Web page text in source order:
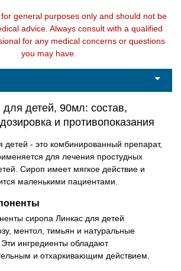
general purposes only and should not be
advice. Always consult with a qualified
for any medical concerns or questions
you may have.
для детей, 90мл: состав,
и противопоказания
детей - это комбинированный препарат,
для лечения простудных
Сироп имеет мягкое действие и
маленькими пациентами.
сиропа Линкас для детей
ментол, тимьян и натуральные
ингредиенты обладают
и отхаркивающим действием.